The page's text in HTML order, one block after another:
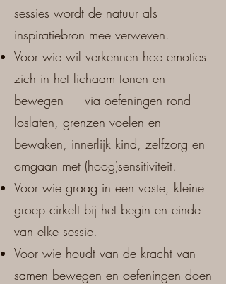
sessies wordt de natuur als
inspiratiebron mee verweven.
Voor wie wil verkennen hoe emoties
zich in het lichaam tonen en
bewegen — via oefeningen rond
loslaten, grenzen voelen en
bewaken, innerlijk kind, zelfzorg en
omgaan met (hoog)sensitiviteit.
Voor wie graag in een vaste, kleine
groep cirkelt bij het begin en einde
van elke sessie.
Voor wie houdt van de kracht van
samen bewegen en oefeningen doen